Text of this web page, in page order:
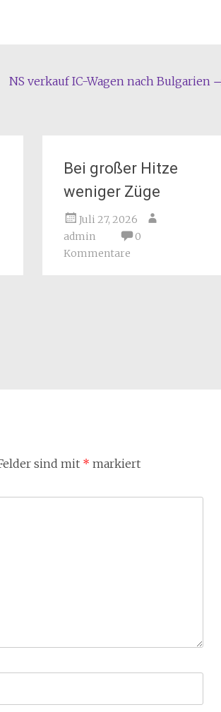
NS verkauf IC-Wagen nach Bulgarien
Bei großer Hitze
weniger Züge
Juli 27, 2026
admin
0
Kommentare
sind mit * markiert